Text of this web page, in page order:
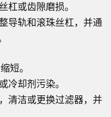
杠或齿隙磨损。
导轨和滚珠丝杠，并通
短。
冷却剂污染。
清洁或更换过滤器，并